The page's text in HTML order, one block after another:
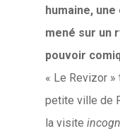
humaine,
mené sur un
pouvoir
« Le Revizor
petite ville de
la visite